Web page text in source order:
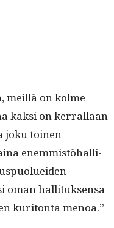
meil­lä on kolme
kak­si on ker­ral­laan
joku toinen
enem­mistöhal­li­
oman hal­li­tuk­sen­sa
kuri­ton­ta menoa.”